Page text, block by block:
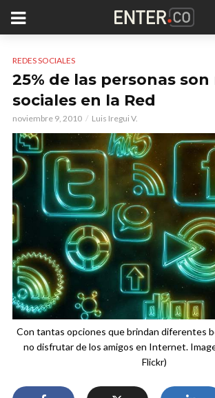
REDES SOCIALES
25% de las personas son
sociales en la Red
noviembre 9, 2010 Luis Iregui V.
Con tantas opciones que brindan diferentes
no disfrutar de los amigos en Internet.
Flickr)